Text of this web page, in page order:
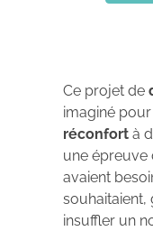
Ce projet de
imaginé
réconfort à
une épreuve
avaient
souhaitaient,
insuffler un